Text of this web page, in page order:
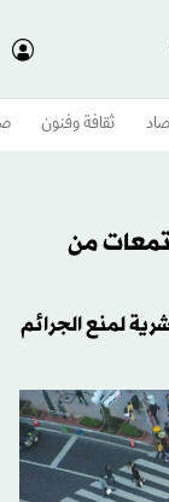
ثقافة وفنون
من
لمنع الجرائم